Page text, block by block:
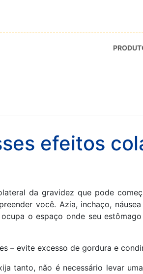
efeitos
da gravidez que pode
você. Azia, inchaço,
o espaço onde seu
– evite excesso de gordura e
tanto, não é necessário levar